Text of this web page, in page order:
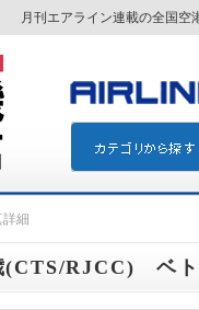
月刊エアライン連載の全国
細
(CTS/RJCC) ベ